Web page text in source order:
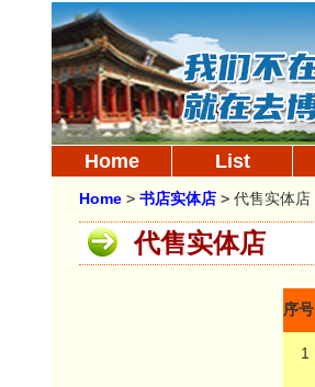
Home List
Home > 书店实体店 > 代售实体店
代售实体店
序号
1